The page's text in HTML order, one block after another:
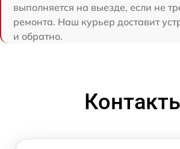
выполняется на выезде, если не
ремонта. Наш курьер доставит
и обратно.